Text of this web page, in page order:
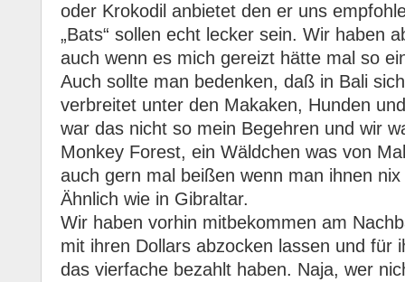
oder Krokodil anbietet den er uns
„Bats“ sollen echt lecker sein. Wir haben
auch wenn es mich gereizt hätte mal so
Auch sollte man bedenken, daß in Bali
verbreitet unter den Makaken, Hunden
war das nicht so mein Begehren und wir
Monkey Forest, ein Wäldchen was von
auch gern mal beißen wenn man ihnen
Ähnlich wie in Gibraltar.
Wir haben vorhin mitbekommen am
mit ihren Dollars abzocken lassen und für
das vierfache bezahlt haben. Naja, wer